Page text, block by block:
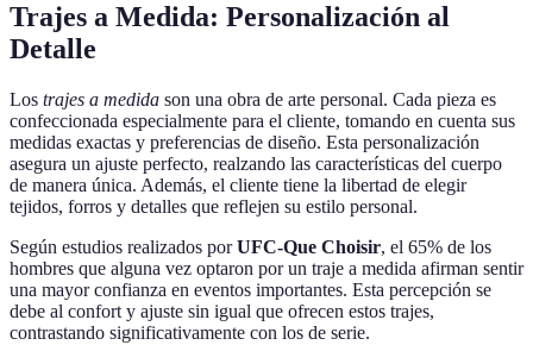
Trajes a Medida: Personalización al
Detalle
Los trajes a medida son una obra de arte personal. Cada pieza es
confeccionada especialmente para el cliente, tomando en cuenta sus
medidas exactas y preferencias de diseño. Esta personalización
asegura un ajuste perfecto, realzando las características del cuerpo
de manera única. Además, el cliente tiene la libertad de elegir
tejidos, forros y detalles que reflejen su estilo personal.
Según estudios realizados porUFC-Que Choisir, el 65% de los
hombres que alguna vez optaron por un traje a medida afirman sentir
una mayor confianza en eventos importantes. Esta percepción se
debe al confort y ajuste sin igual que ofrecen estos trajes,
contrastando significativamente con los de serie.